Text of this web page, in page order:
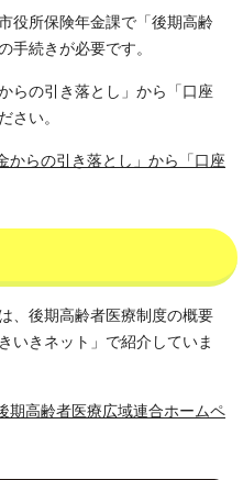
役所保険年金課で「後期高齢
手続きが必要です。
らの引き落とし」から「口座
さい。
からの引き落とし」から「口座
、後期高齢者医療制度の概要
いきネット」で紹介していま
高齢者医療広域連合ホームペ